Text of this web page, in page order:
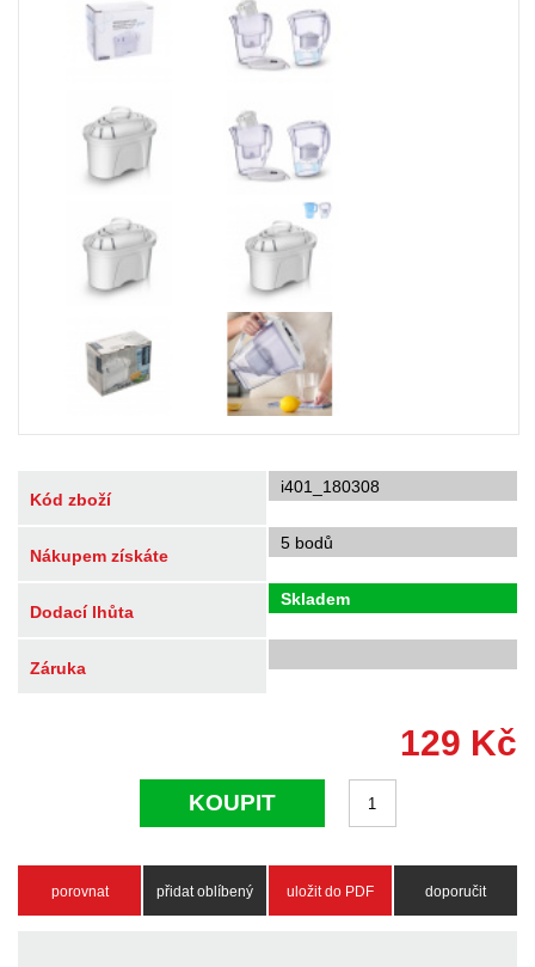
Kód zboží
i401_180308
Nákupem získáte
5 bodů
Dodací lhůta
Skladem
Záruka
129 Kč
KOUPIT
porovnat přidat oblíbený uložit do PDF doporučit